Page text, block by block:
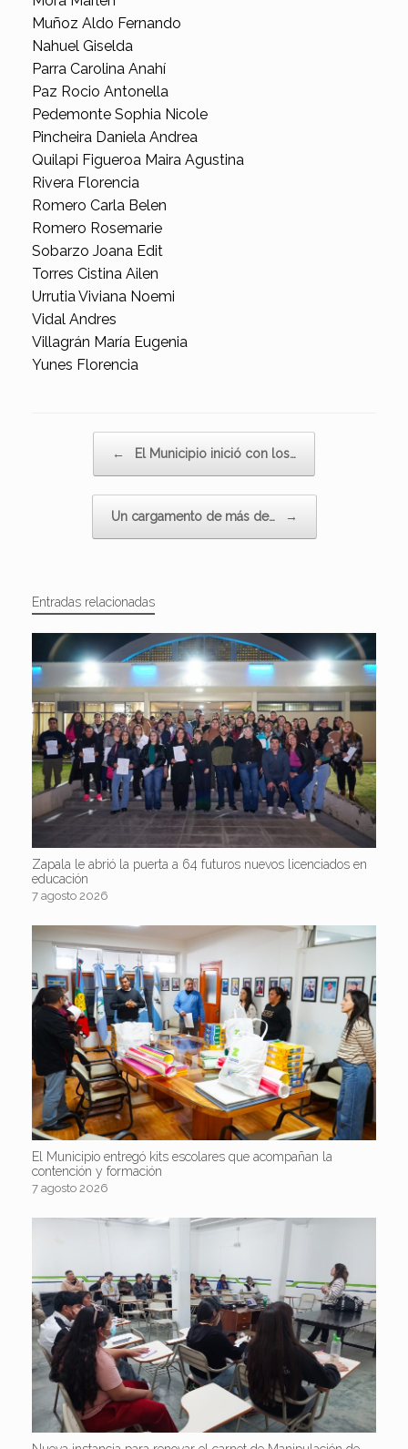
Muñoz Aldo Fernando
Nahuel Giselda
Parra Carolina Anahí
Paz Rocio Antonella
Pedemonte Sophia Nicole
Pincheira Daniela Andrea
Quilapi Figueroa Maira Agustina
Rivera Florencia
Romero Carla Belen
Romero Rosemarie
Sobarzo Joana Edit
Torres Cistina Ailen
Urrutia Viviana Noemi
Vidal Andres
Villagrán María Eugenia
Yunes Florencia
← El Municipio inició con los…
Un cargamento de más de… →
Entradas relacionadas
Zapala le abrió la puerta a 64 futuros nuevos licenciados en
educación
7 agosto 2026
El Municipio entregó kits escolares que acompañan la
contención y formación
7 agosto 2026